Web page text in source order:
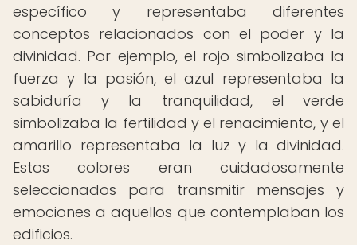
específico y representaba diferentes
conceptos relacionados con el poder y la
divinidad. Por ejemplo, el rojo simbolizaba la
fuerza y la pasión, el azul representaba la
sabiduría y la tranquilidad, el verde
simbolizaba la fertilidad y el renacimiento, y el
amarillo representaba la luz y la divinidad.
Estos colores eran cuidadosamente
seleccionados para transmitir mensajes y
emociones a aquellos que contemplaban los
edificios.